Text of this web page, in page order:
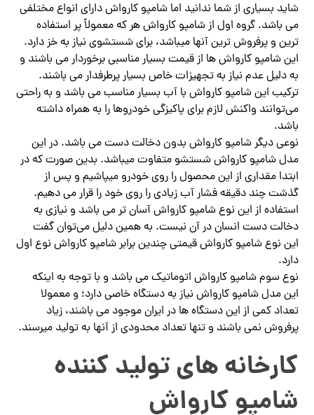
شاید بسیاری از شما ندانید اما شامپو کارواش دارای انواع مختلفی
می باشد. گروه اول از شامپو کارواش هر که معمولاً پر استفاده
ترین و پرفروش ترین آنها میباشد، برای شستشوی نیاز به خز دارد.
این شامپو کارواش ها از قیمت بسیار مناسبی برخوردار می باشند و
به دلیل عدم نیاز به تجهیزات خاص بسیار پرطرفدار می باشند.
ترکیب این شامپو کارواش با آب بسیار مناسب می باشد و به راحتی
می‌توانند واکنش لازم برای پاکیزگی خودروها را به همراه داشته
باشد.
نوعی دیگر شامپو کارواش بدون دخالت دست می باشد. در این
مدل شامپو کارواش شستشو متفاوت میباشد. بدین صورت که در
ابتدا مقداری از این محصول را روی خودرو میپاشیم و پس از
گذشت چند دقیقه فشار آب زیادی را روی خود را قرار می دهیم.
استفاده از این نوع شامپو کارواش آسان تر می باشد و نیازی به
دخالت دست انسان در آن نیست. به همین دلیل می‌توان گفت
این نوع شامپو کارواش قیمتی چندین برابر شامپو کارواش نوع اول
دارد.
نوع سوم شامپو کارواش اتوماتیک می باشد و با توجه به اینکه
این مدل شامپو کارواش نیاز به دستگاه خاصی دارد؛ و معمولا
تعداد کمی از این دستگاه ها در ایران موجود می باشند، زیاد
پرفروش نمی باشند و تنها تعداد محدودی از آنها به تولید میرسند.
کارخانه های تولید کننده
شامپو کارواش